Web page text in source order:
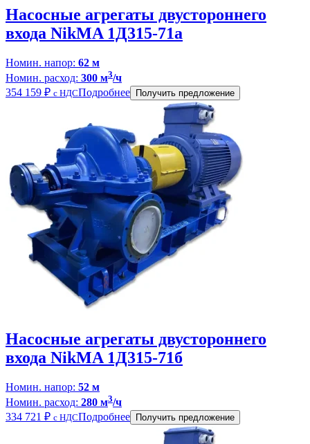
Насосные агрегаты двустороннего
входа NikMA 1Д315-71а
Номин. напор: 62 м
Номин. расход: 300 м3/ч
354 159 ₽ с НДСПодробнее Получить предложение
Насосные агрегаты двустороннего
входа NikMA 1Д315-71б
Номин. напор: 52 м
Номин. расход: 280 м3/ч
334 721 ₽ с НДСПодробнее Получить предложение